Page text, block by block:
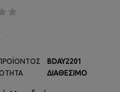
BDAY2201
ΔΙΑΘΈΣΙΜΟ